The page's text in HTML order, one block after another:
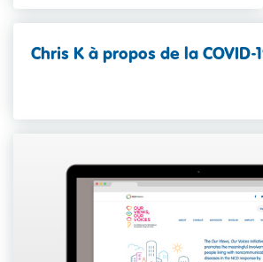
Chris K à propos de la COVID-